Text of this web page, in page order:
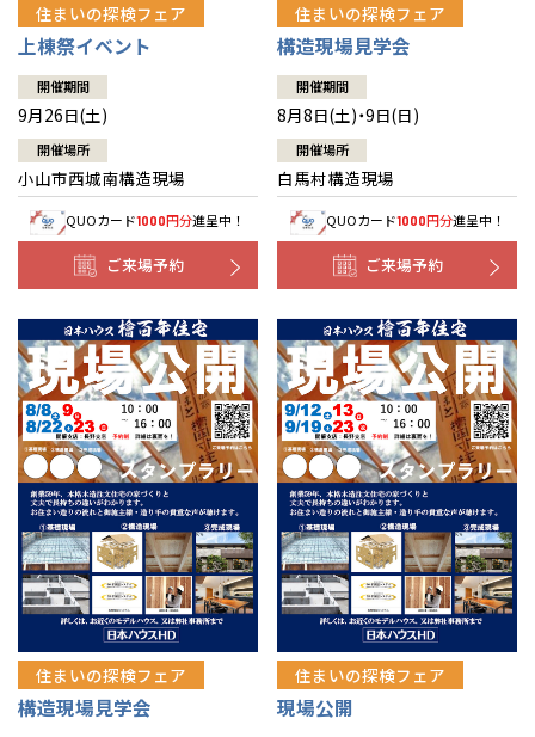
住まいの探検フェア
上棟祭イベント
開催期間
9月26日(土)
開催場所
小山市西城南構造現場
QUOカード1000円分進呈中！
ご来場予約
住まいの探検フェア
構造現場見学会
開催期間
8月8日(土)・9日(日)
開催場所
白馬村構造現場
QUOカード1000円分進呈中！
ご来場予約
住まいの探検フェア
構造現場見学会
住まいの探検フェア
現場公開